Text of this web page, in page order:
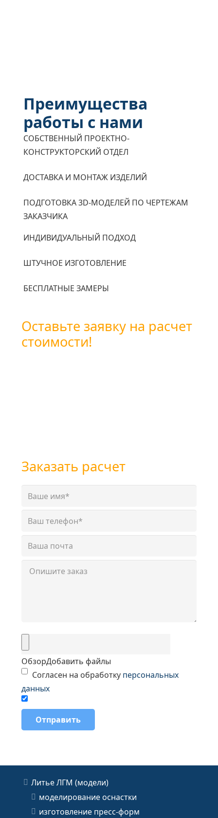
Преимущества
работы с нами
СОБСТВЕННЫЙ ПРОЕКТНО-
КОНСТРУКТОРСКИЙ ОТДЕЛ
ДОСТАВКА И МОНТАЖ ИЗДЕЛИЙ
ПОДГОТОВКА 3D-МОДЕЛЕЙ ПО ЧЕРТЕЖАМ
ЗАКАЗЧИКА
ИНДИВИДУАЛЬНЫЙ ПОДХОД
ШТУЧНОЕ ИЗГОТОВЛЕНИЕ
БЕСПЛАТНЫЕ ЗАМЕРЫ
Оставьте заявку на расчет
стоимости!
Заказать расчет
ОбзорДобавить файлы
Согласен на обработку персональных
данных
Литье ЛГМ (модели)
моделирование оснастки
изготовление пресс-форм